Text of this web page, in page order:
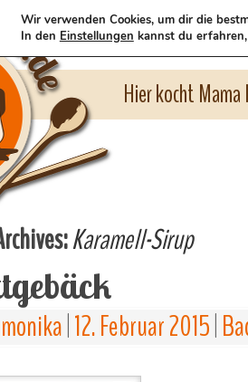
Hier kocht
Karamell-Sirup
monika 12. Februar 2015
Wir verwenden Cookies, um dir die
In den Einstellungen kannst du